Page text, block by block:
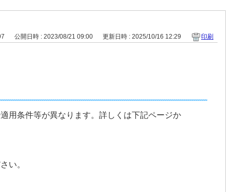
公開日時 : 2023/08/21 09:00 更新日時 : 2025/10/16 12:29 印刷
用条件等が異なります。詳しくは下記ページか
い。